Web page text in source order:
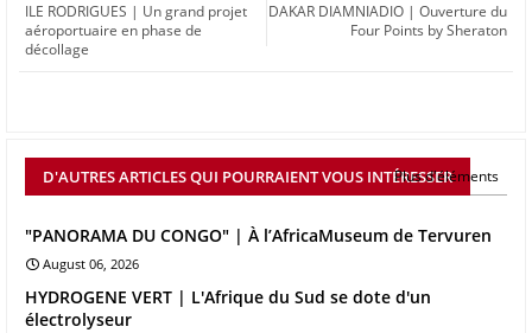
DAKAR DIAMNIADIO | Ouverture du
Four Points by Sheraton
ILE RODRIGUES | Un grand projet
aéroportuaire en phase de
décollage
D'AUTRES ARTICLES QUI POURRAIENT VOUS INTÉRESSER
Plus d'éléments
"PANORAMA DU CONGO" | À l’AfricaMuseum de Tervuren
August 06, 2026
HYDROGENE VERT | L'Afrique du Sud se dote d'un
électrolyseur